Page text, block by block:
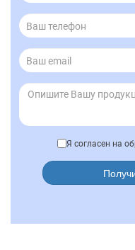
Я согласен на